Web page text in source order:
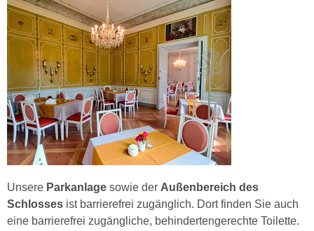
Unsere Parkanlage sowie der Außenbereich des
Schlosses ist barrierefrei zugänglich. Dort finden Sie auch
eine barrierefrei zugängliche, behindertengerechte Toilette.